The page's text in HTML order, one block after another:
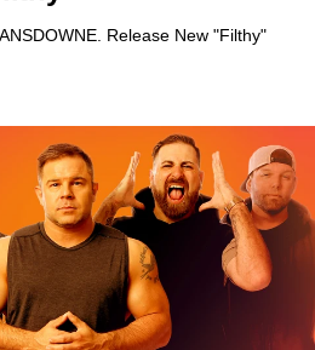
Release New "Filthy"